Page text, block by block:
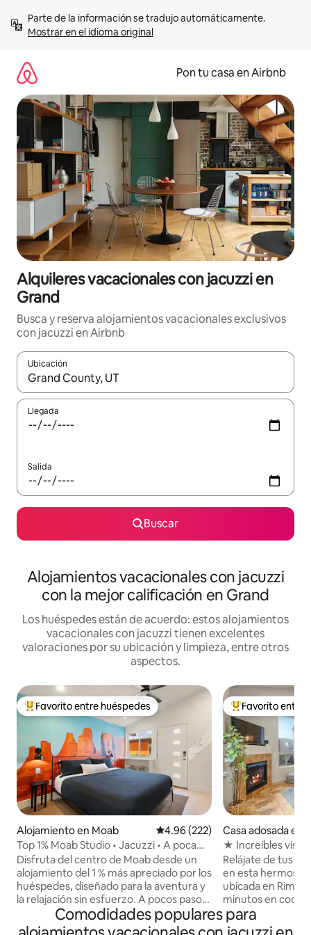
contenidoMostrar en el idioma original
Pon tu casa en Airbnb
Alquileres vacacionales con jacuzzi en
Grand
Busca y reserva alojamientos vacacionales exclusivos
con jacuzzi en Airbnb
Ubicación
Cuando los resultados estén disponibles, navega con las
Llegada
Salida
Buscar
Alojamientos vacacionales con jacuzzi
con la mejor calificación en Grand
Los huéspedes están de acuerdo: estos alojamientos
vacacionales con jacuzzi tienen excelentes
valoraciones por su ubicación y limpieza, entre otros
aspectos.
Favorito entre huéspedes preferido
Favorito entre huéspedes
Alojamiento en Moab Calificación promedio: 4.96 de
4.96 (222)
Top 1% Moab Studio • Jacuzzi • A poca
distancia del centro.
Disfruta del centro de Moab desde un
alojamiento del 1 % más apreciado por los
huéspedes, diseñado para la aventura y
la relajación sin esfuerzo. A pocos pasos
de Main Street, caminará a restaurantes,
cafeterías y tiendas de ropa, con Arches
Favorito entre
Favorito entre
Casa adosada en
★ Increíbles
Relájate de tus
en esta hermosa
ubicada en Rim
minutos en
La espectacular
alrededor de
Comodidades populares para